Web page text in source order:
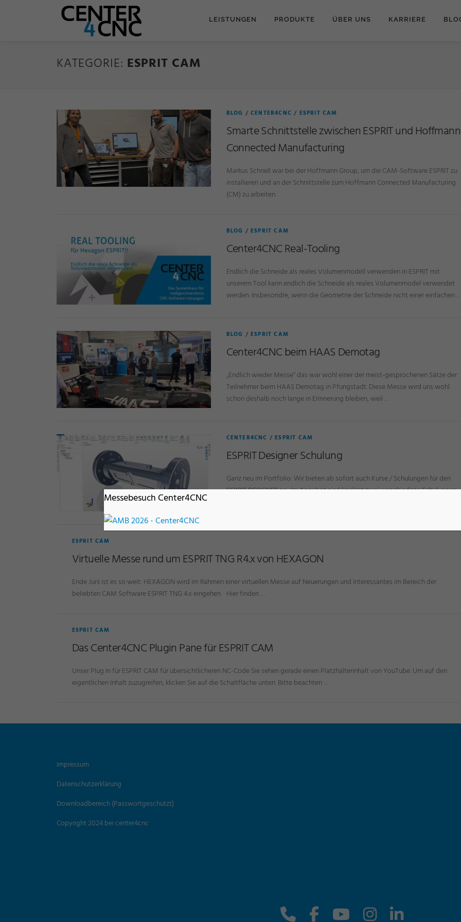
LEISTUNGEN PRODUKTE ÜBER UNS KARRIERE
KATEGORIE: ESPRIT CAM
BLOG / CENTER4CNC / ESPRIT CAM
Smarte Schnittstelle zwischen ESPRIT und Hoffmann
Connected Manufacturing
Markus Schnell war bei der Hoffmann Group, um die CAM-Software ESPRIT zu
installieren und an der Schnittstelle zum Hoffmann Connected Manufacturing
(CM) zu arbeiten.
BLOG / ESPRIT CAM
Center4CNC Real-Tooling
Endlich die Schneide als reales Volumenmodell verwenden in ESPRIT mit
unserem Tool kann endlich die Schneide als reales Volumenmodel verwendet
werden. Insbesondre, wenn die Geometrie der Schneide nicht einer einfachen …
BLOG / ESPRIT CAM
Center4CNC beim HAAS Demotag
„Endlich wieder Messe“ das war wohl einer der meist-gesprochenen Sätze der
Teilnehmer beim HAAS Demotag in Pfungstadt. Diese Messe wird uns wohl
schon deshalb noch lange in Erinnerung bleiben, weil …
CENTER4CNC /ESPRIT CAM
ESPRIT Designer Schulung
Ganz neu im Portfolio: Wir bieten ab sofort auch Kurse / Schulungen für den
ESPRIT DESIGNER an. Im Angebot sind konkret zwei verschiedene Schulungen:
ESPRIT CAM
Virtuelle Messe rund um ESPRIT TNG R4.x von HEXAGON
Ende Juni ist es so weit: HEXAGON wird im Rahmen einer virtuellen Messe auf Neuerungen und Interessantes im Bereich der
beliebten CAM Software ESPRIT TNG 4.x eingehen. Hier finden …
ESPRIT CAM
Das Center4CNC Plugin Pane für ESPRIT CAM
Unser Plug In für ESPRIT CAM für übersichtlicheren NC-Code Sie sehen gerade einen Platzhalterinhalt von YouTube. Um auf den
eigentlichen Inhalt zuzugreifen, klicken Sie auf die Schaltfläche unten. Bitte beachten …
Impressum
Datenschutzerklärung
Downloadbereich (Passwortgeschützt)
Copyright 2024 bei center4cnc
Messebesuch Center4CNC